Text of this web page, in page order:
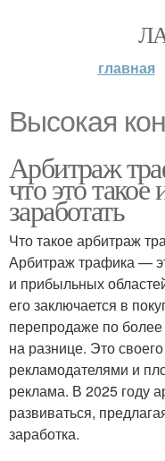
главная
Высокая
Арбитраж
что это такое
заработать
Что такое арбитраж
Арбитраж трафика —
и прибыльных
его заключается в
перепродаже по
на разнице. Это
рекламодателями и
реклама. В 2025 году
развиваться,
заработка.